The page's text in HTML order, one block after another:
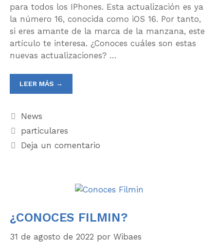
para todos los IPhones. Esta actualización es ya
la número 16, conocida como iOS 16. Por tanto,
si eres amante de la marca de la manzana, este
artículo te interesa. ¿Conoces cuáles son estas
nuevas actualizaciones? …
LEER MÁS →
News
particulares
Deja un comentario
¿CONOCES FILMIN?
31 de agosto de 2022 por Wibaes